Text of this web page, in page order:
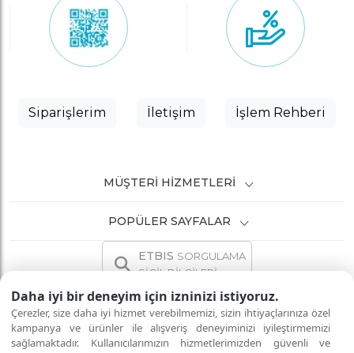
Daha iyi bir deneyim için izninizi istiyoruz.
Çerezler, size daha iyi hizmet verebilmemizi, sizin ihtiyaçlarınıza özel
kampanya ve ürünler ile alışveriş deneyiminizi iyileştirmemizi
sağlamaktadır. Kullanıcılarımızın hizmetlerimizden güvenli ve
Siparişlerim İletişim İşlem Rehberi
MÜŞTERI HIZMETLERI
POPÜLER SAYFALAR
ETBIS SORGULAMA
SİCİL BİLGİLERİ
İNTERNETTE GÜVENLİ ALIŞVERİŞ